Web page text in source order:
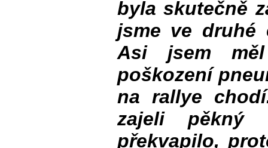
byla skutečně
jsme ve druhé
Asi jsem
poškození
na rallye
zajeli pěkný
překvapilo,